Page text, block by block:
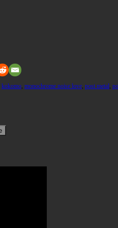
kokomo, monochrome noise love, post metal,